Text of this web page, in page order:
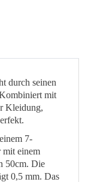
durch seinen
mit
Kleidung,
7-
mit einem
50cm. Die
0,5 mm. Das